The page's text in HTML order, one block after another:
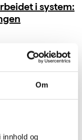
Om
og
i system: